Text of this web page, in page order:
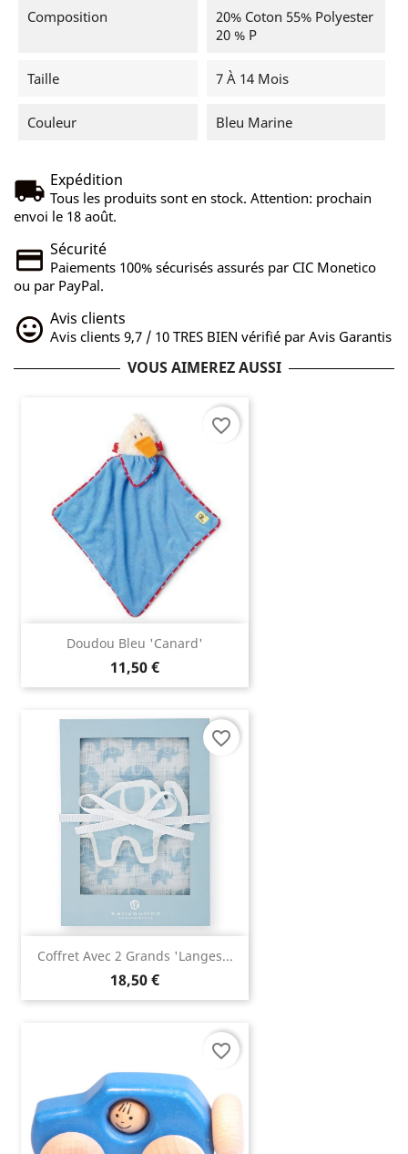
Composition
20% Coton 55% Polyester
20 % P
Taille 7 À 14 Mois
Couleur Bleu Marine
Expédition
Tous les produits sont en stock. Attention: prochain
envoi le 18 août.
Sécurité
Paiements 100% sécurisés assurés par CIC Monetico
ou par PayPal.
Avis clients
Avis clients 9,7 / 10 TRES BIEN vérifié par Avis Garantis
VOUS AIMEREZ AUSSI
Doudou Bleu 'canard'
11,50 €
favorite_border
Coffret Avec 2 Grands 'langes...
18,50 €
favorite_border
favorite_border